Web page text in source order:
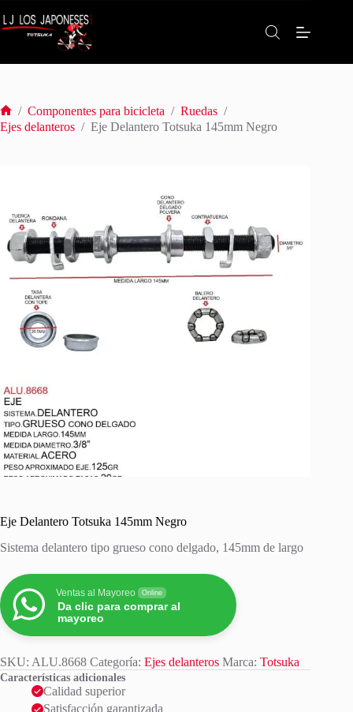
al
contenido
Inicio
/ Componentes para bicicleta / Ruedas /
Ejes delanteros / Eje Delantero Totsuka 145mm Negro
Eje Delantero Totsuka 145mm Negro
Sistema delantero tipo grueso cono delgado, 145mm de largo
Ventas al Mayoreo Online
Da clic para comprar al
mayoreo
SKU: ALU.8668 Categoría: Ejes delanteros Marca: Totsuka
Características adicionales
Calidad superior
Satisfacción garantizada